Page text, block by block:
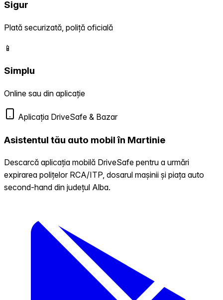
Sigur
Plată securizată, poliță oficială
📱
Simplu
Online sau din aplicație
Aplicația DriveSafe & Bazar
Asistentul tău auto mobil în Martinie
Descarcă aplicația mobilă DriveSafe pentru a urmări
expirarea polițelor RCA/ITP, dosarul mașinii și piața auto
second-hand din județul Alba.